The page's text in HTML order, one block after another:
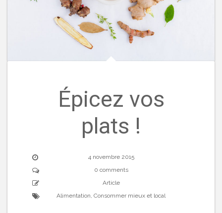
Épicez vos
plats !
4 novembre 2015
0 comments
Article
Alimentation Consommer mieux et local